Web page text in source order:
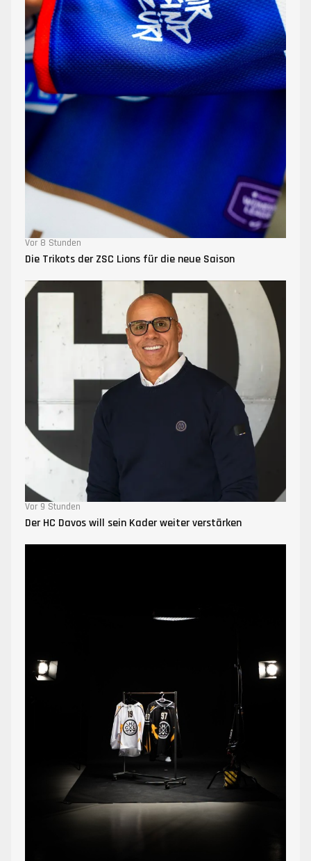
Vor 8 Stunden
Die Trikots der ZSC Lions für die neue Saison
Vor 9 Stunden
Der HC Davos will sein Kader weiter verstärken